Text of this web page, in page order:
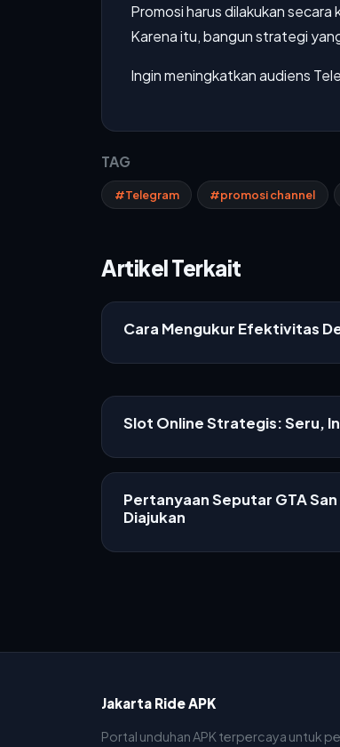
Promosi harus dilakukan
Karena itu, bangun strategi
Ingin meningkatkan audiens
TAG
#Telegram #promosi channel
Artikel Terkait
Cara Mengukur Efektivitas
Slot Online Strategis: Seru,
Pertanyaan Seputar GTA
Diajukan
Jakarta Ride APK
Portal unduhan APK terpercaya untuk